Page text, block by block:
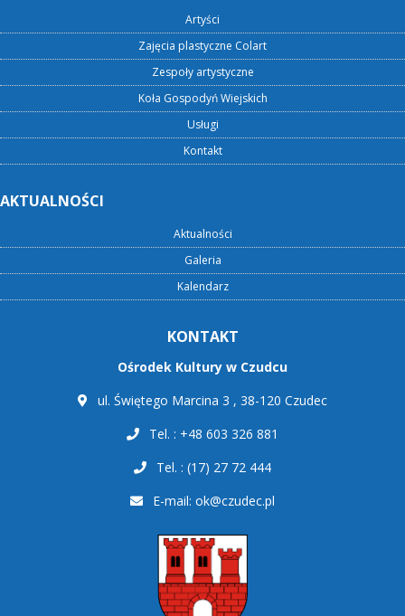
Artyści
Zajęcia plastyczne Colart
Zespoły artystyczne
Koła Gospodyń Wiejskich
Usługi
Kontakt
AKTUALNOŚCI
Aktualności
Galeria
Kalendarz
KONTAKT
Ośrodek Kultury w Czudcu
ul. Świętego Marcina 3 , 38-120 Czudec
Tel. : +48 603 326 881
Tel. : (17) 27 72 444
E-mail: ok@czudec.pl